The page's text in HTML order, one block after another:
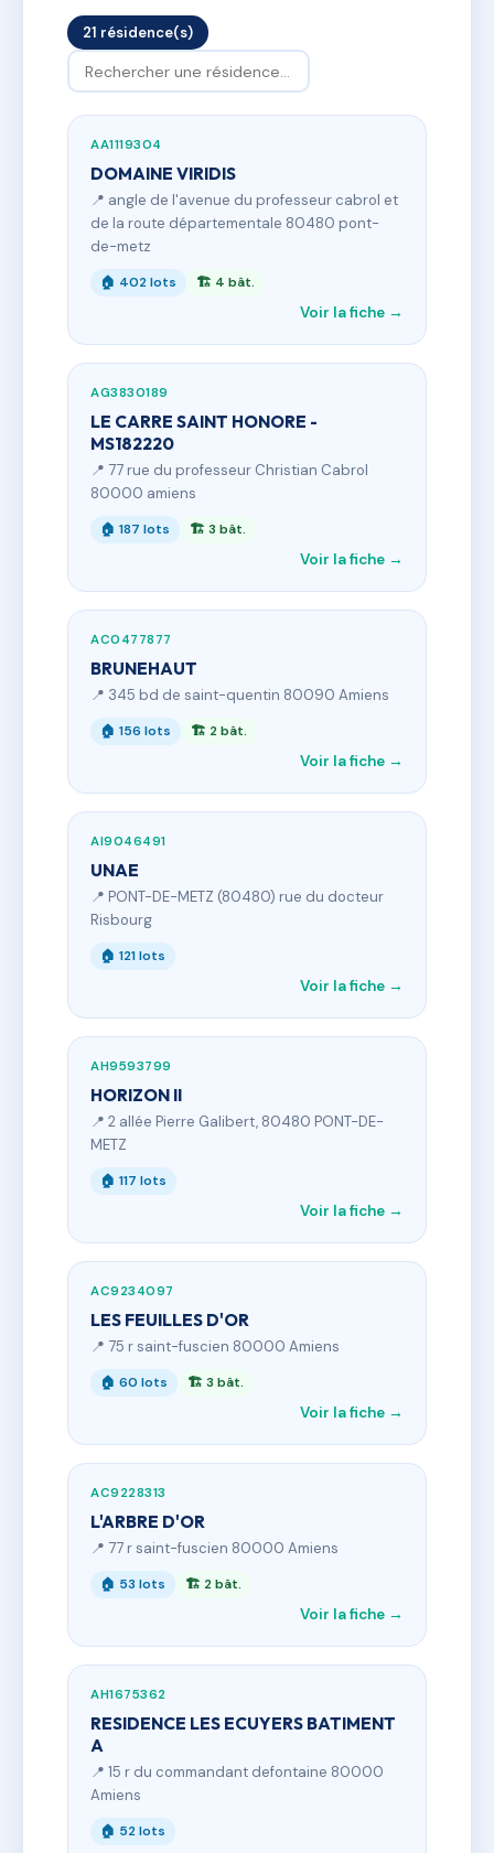
21 résidence(s)
AA1119304
DOMAINE VIRIDIS
📍 angle de l'avenue du professeur cabrol et
de la route départementale 80480 pont-
de-metz
🏠 402 lots 🏗 4 bât.
Voir la fiche →
AG3830189
LE CARRE SAINT HONORE -
MS182220
📍 77 rue du professeur Christian Cabrol
80000 amiens
🏠 187 lots 🏗 3 bât.
Voir la fiche →
AC0477877
BRUNEHAUT
📍 345 bd de saint-quentin 80090 Amiens
🏠 156 lots 🏗 2 bât.
Voir la fiche →
AI9046491
UNAE
📍 PONT-DE-METZ (80480) rue du docteur
Risbourg
🏠 121 lots
Voir la fiche →
AH9593799
HORIZON II
📍 2 allée Pierre Galibert, 80480 PONT-DE-
METZ
🏠 117 lots
Voir la fiche →
AC9234097
LES FEUILLES D'OR
📍 75 r saint-fuscien 80000 Amiens
🏠 60 lots 🏗 3 bât.
Voir la fiche →
AC9228313
L'ARBRE D'OR
📍 77 r saint-fuscien 80000 Amiens
🏠 53 lots 🏗 2 bât.
Voir la fiche →
AH1675362
RESIDENCE LES ECUYERS BATIMENT
A
📍 15 r du commandant defontaine 80000
Amiens
🏠 52 lots